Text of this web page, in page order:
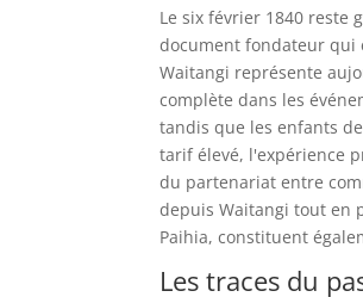
Le six février 1840 reste
document fondateur qui
Waitangi représente
complète dans les
tandis que les enfants
tarif élevé, l'expérience
du partenariat entre
depuis Waitangi tout en
Paihia, constituent
Les traces du